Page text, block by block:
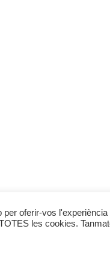
oferir-vos
les cookies.